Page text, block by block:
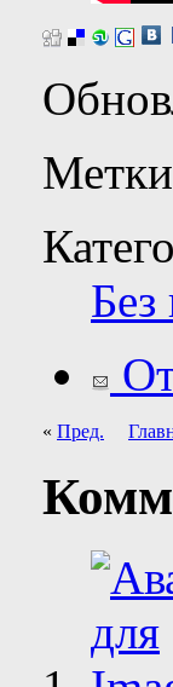
Без
« Пред.